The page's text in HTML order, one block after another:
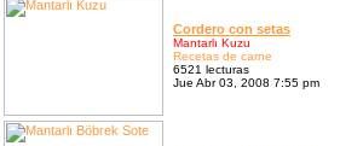
Cordero con setas
Mantarlı Kuzu
Recetas de carne
6521 lecturas
Jue Abr 03, 2008 7:55 pm